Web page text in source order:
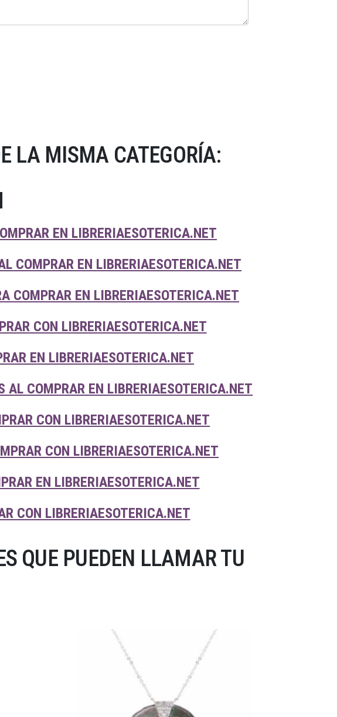
LA MISMA CATEGORÍA:
EN LIBRERIAESOTERICA.NET
COMPRAR EN LIBRERIAESOTERICA.NET
COMPRAR EN LIBRERIAESOTERICA.NET
CON LIBRERIAESOTERICA.NET
EN LIBRERIAESOTERICA.NET
COMPRAR EN LIBRERIAESOTERICA.NET
CON LIBRERIAESOTERICA.NET
CON LIBRERIAESOTERICA.NET
EN LIBRERIAESOTERICA.NET
CON LIBRERIAESOTERICA.NET
QUE PUEDEN LLAMAR TU